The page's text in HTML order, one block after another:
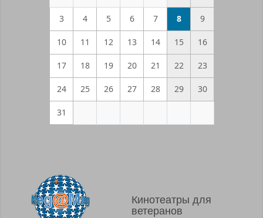
3 4 5 6 7 8 9
10 11 12 13 14 15 16
17 18 19 20 21 22 23
24 25 26 27 28 29 30
31
Кинотеатры для
ветеранов